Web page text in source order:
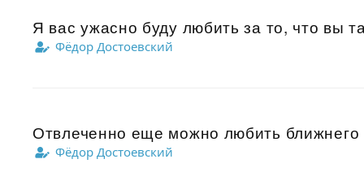
Я вас ужасно буду любить за то, что вы
Фёдор Достоевский
Отвлеченно еще можно любить ближнего
Фёдор Достоевский